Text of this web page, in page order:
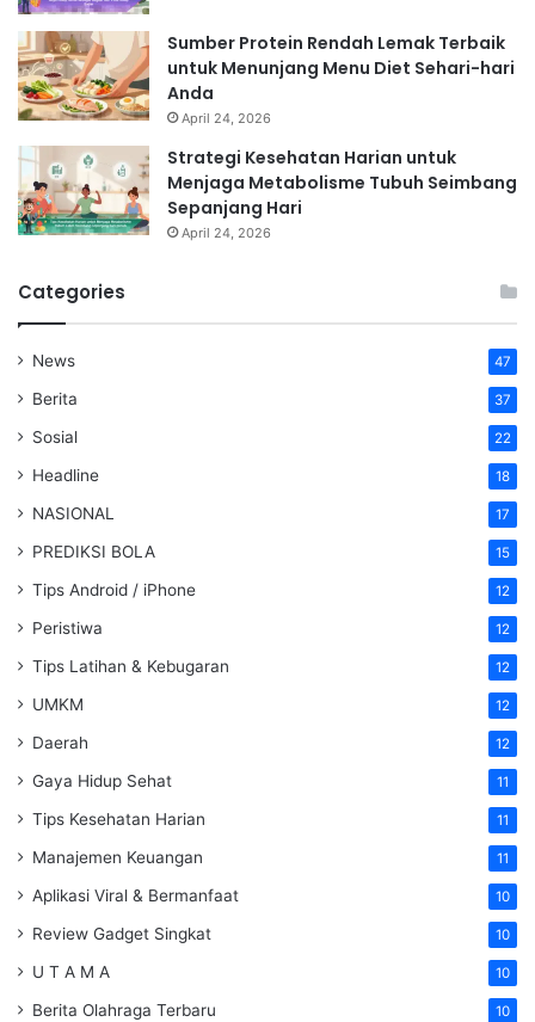
Sumber Protein Rendah Lemak Terbaik
untuk Menunjang Menu Diet Sehari-hari
Anda
April 24, 2026
Strategi Kesehatan Harian untuk
Menjaga Metabolisme Tubuh Seimbang
Sepanjang Hari
April 24, 2026
Categories
News 47
Berita 37
Sosial 22
Headline 18
NASIONAL 17
PREDIKSI BOLA 15
Tips Android / iPhone 12
Peristiwa 12
Tips Latihan & Kebugaran 12
UMKM 12
Daerah 12
Gaya Hidup Sehat 11
Tips Kesehatan Harian 11
Manajemen Keuangan 11
Aplikasi Viral & Bermanfaat 10
Review Gadget Singkat 10
U T A M A 10
Berita Olahraga Terbaru 10